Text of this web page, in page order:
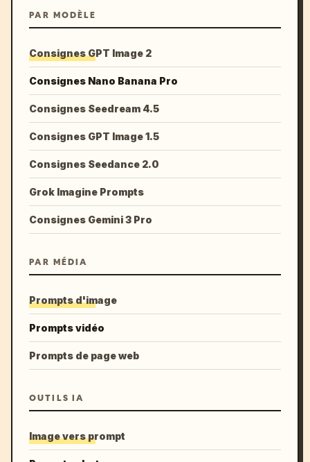
PAR MODÈLE
Consignes GPT Image 2
Consignes Nano Banana Pro
Consignes Seedream 4.5
Consignes GPT Image 1.5
Consignes Seedance 2.0
Grok Imagine Prompts
Consignes Gemini 3 Pro
PAR MÉDIA
Prompts d'image
Prompts vidéo
Prompts de page web
OUTILS IA
Image vers prompt